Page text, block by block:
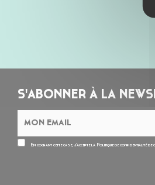
S'ABONNER À LA
En cochant cette case, j’accepte la Politique de confidentialitéde